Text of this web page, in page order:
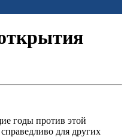
годы против этой
для других